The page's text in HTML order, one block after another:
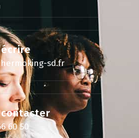
sd.fr
contacter
60 50